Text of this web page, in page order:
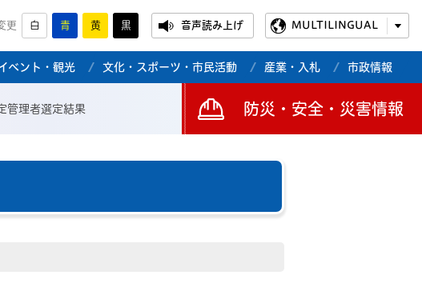
更 白 青 黄 黒 音声読み上げ MULTILINGUAL
ベント・観光 文化・スポーツ・市民活動 産業・入札 市政情報
管理者選定結果 防災・安全・災害情報